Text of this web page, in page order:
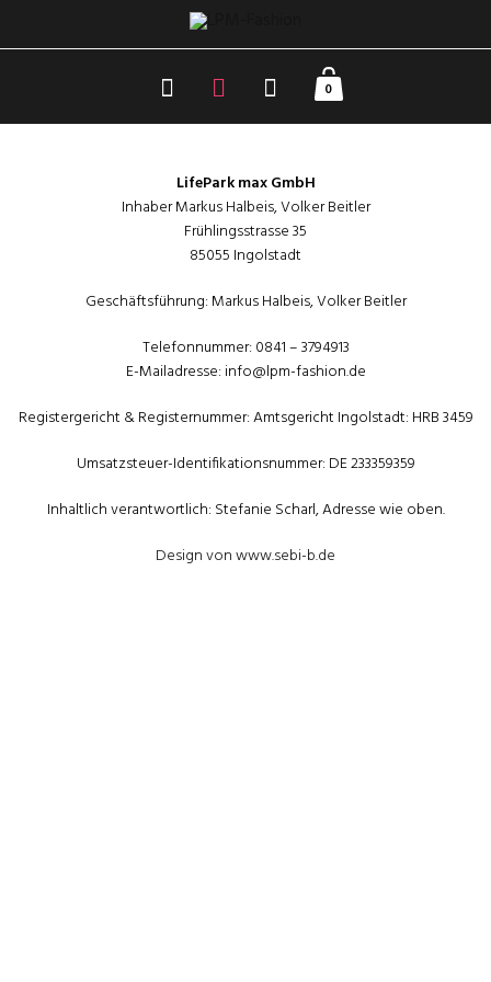
0
LifePark max GmbH
Inhaber Markus Halbeis, Volker Beitler
Frühlingsstrasse 35
85055 Ingolstadt
Geschäftsführung: Markus Halbeis, Volker Beitler
Telefonnummer: 0841 – 3794913
E-Mailadresse: info@lpm-fashion.de
Registergericht & Registernummer: Amtsgericht Ingolstadt: HRB 3459
Umsatzsteuer-Identifikationsnummer: DE 233359359
Inhaltlich verantwortlich: Stefanie Scharl, Adresse wie oben.
Design von www.sebi-b.de